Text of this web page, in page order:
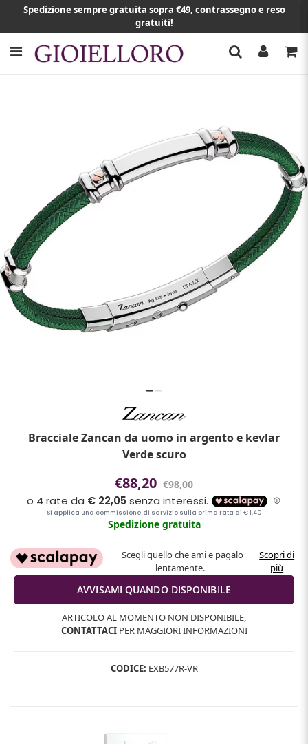
Spedizione sempre gratuita sopra €49, contrassegno e reso
gratuiti!
Bracciale Zancan da uomo in argento e kevlar
Verde scuro
€88,20 €98,00
Spedizione gratuita
Scegli quello che ami e pagalo
lentamente.
Scopri di
più
ARTICOLO AL MOMENTO NON DISPONIBILE,
CONTATTACIPER MAGGIORI INFORMAZIONI
CODICE: EXB577R-VR